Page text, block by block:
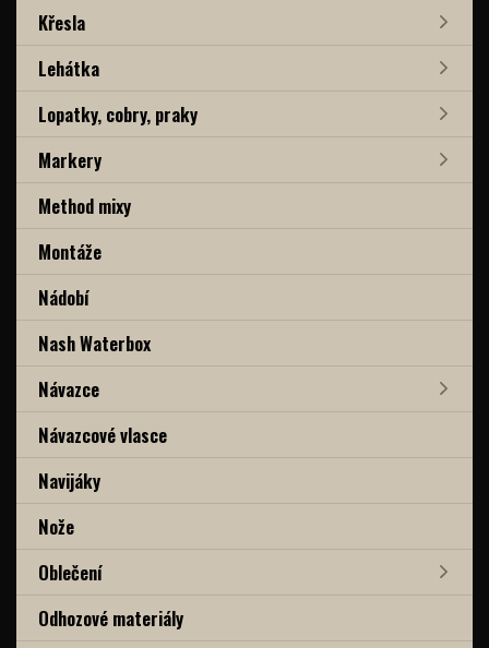
Křesla
Lehátka
Lopatky, cobry, praky
Markery
Method mixy
Montáže
Nádobí
Nash Waterbox
Návazce
Návazcové vlasce
Navijáky
Nože
Oblečení
Odhozové materiály